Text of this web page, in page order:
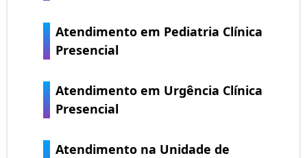
Atendimento em Pediatria Clínica
Presencial
Atendimento em Urgência Clínica
Presencial
Atendimento na Unidade de